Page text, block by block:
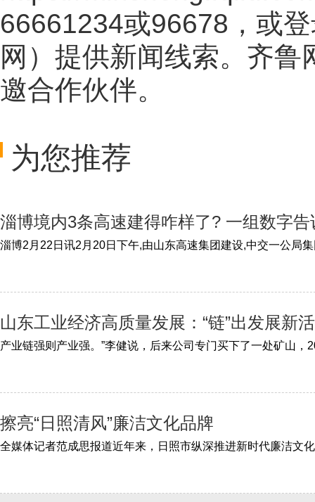
66661234或96678，或
网 ）提供新闻线索。齐鲁
邀合作伙伴。
为您推荐
淄博境内3条高速建得咋样了? 一组数字告
山东工业经济高质量发展：“链”出发展新
擦亮“日照清风”廉洁文化品牌